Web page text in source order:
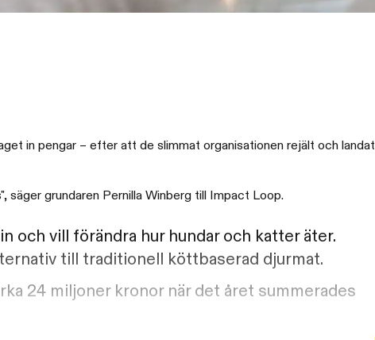
in pengar – efter att de slimmat organisationen rejält och landat
grundaren Pernilla Winberg till Impact Loop.
och vill förändra hur hundar och katter äter.
till traditionell köttbaserad djurmat.
24 miljoner kronor när det året summerades